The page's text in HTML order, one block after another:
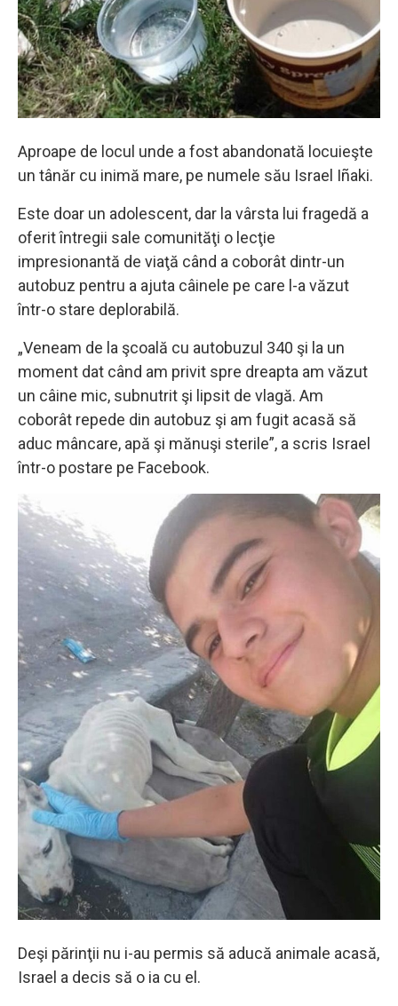
Aproape de locul unde a fost abandonată locuieşte
un tânăr cu inimă mare, pe numele său Israel Iñaki.
Este doar un adolescent, dar la vârsta lui fragedă a
oferit întregii sale comunităţi o lecţie
impresionantă de viaţă când a coborât dintr-un
autobuz pentru a ajuta câinele pe care l-a văzut
într-o stare deplorabilă.
„Veneam de la şcoală cu autobuzul 340 şi la un
moment dat când am privit spre dreapta am văzut
un câine mic, subnutrit şi lipsit de vlagă. Am
coborât repede din autobuz şi am fugit acasă să
aduc mâncare, apă şi mănuşi sterile”, a scris Israel
într-o postare pe Facebook.
Deşi părinţii nu i-au permis să aducă animale acasă,
Israel a decis să o ia cu el.